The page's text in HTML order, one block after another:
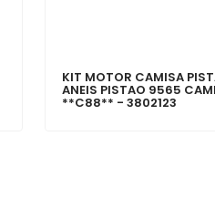
KIT MOTOR CAMISA
ANEIS PISTAO 9565
**C88** - 3802123